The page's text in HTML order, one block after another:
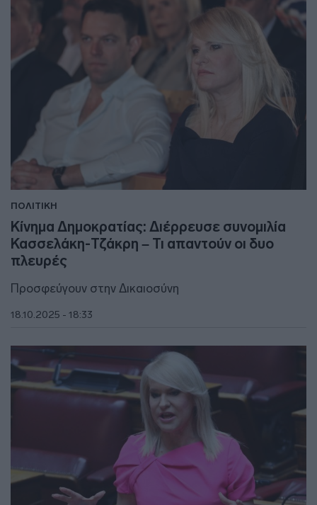
ΠΟΛΙΤΙΚΗ
Κίνημα Δημοκρατίας: Διέρρευσε συνομιλία
Κασσελάκη-Τζάκρη – Τι απαντούν οι δυο
πλευρές
Προσφεύγουν στην Δικαιοσύνη
18.10.2025 - 18:33